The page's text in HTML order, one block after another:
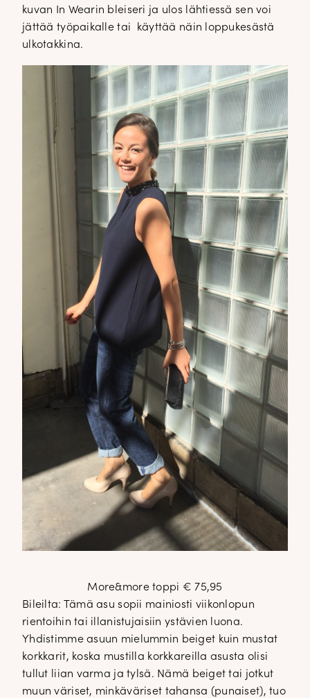
kuvan In Wearin bleiseri ja ulos lähtiessä sen voi
jättää työpaikalle tai käyttää näin loppukesästä
ulkotakkina.
More&more toppi € 75,95
Bileilta: Tämä asu sopii mainiosti viikonlopun
rientoihin tai illanistujaisiin ystävien luona.
Yhdistimme asuun mielummin beiget kuin mustat
korkkarit, koska mustilla korkkareilla asusta olisi
tullut liian varma ja tylsä. Nämä beiget tai jotkut
muun väriset, minkäväriset tahansa (punaiset), tuo